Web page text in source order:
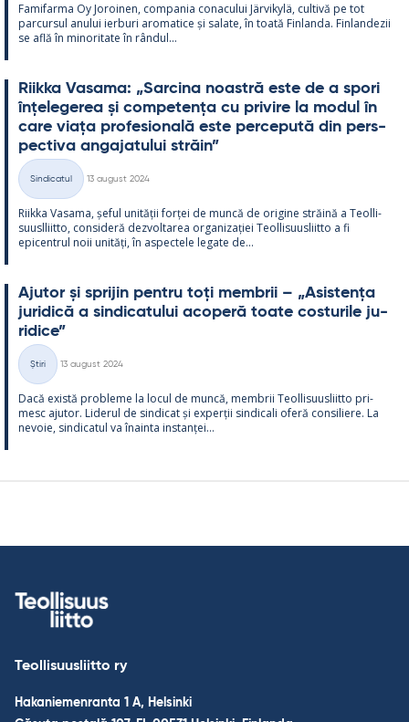
Fa­mi­farma Oy Jo­roi­nen, com­pa­nia co­nacu­lui Jär­vi­kylä, cul­tivă pe tot
parcur­sul anu­lui ier­buri aro­ma­tice și sa­late, în toată Fin­landa. Fin­lan­dezii
se află în mi­no­ri­tate în rân­dul...
Riikka Va­sama: „Sarcina noa­stră este de a spori
înțe­le­ge­rea și com­pe­tența cu pri­vire la mo­dul în
care viața pro­fe­sio­nală este perce­pută din pers­
pec­tiva an­ga­ja­tu­lui străin”
Categorii
Sindicatul
13 august 2024
Riikka Va­sama, șe­ful unității forței de muncă de ori­gine străină a Teol­li­
suusl­liitto, con­si­deră dez­vol­ta­rea or­ga­nizației Teol­li­suus­liitto a fi
epicent­rul noii unități, în as­pec­tele le­gate de...
Aju­tor și spri­jin pentru toți mem­brii – „Asis­tența
ju­ri­dică a sin­dica­tu­lui aco­peră toate cos­tu­rile ju­
ri­dice”
Categorii
Știri
13 august 2024
Dacă există probleme la locul de muncă, mem­brii Teol­li­suus­liitto pri­
mesc aju­tor. Li­de­rul de sin­dicat și ex­perții sin­dicali oferă con­si­liere. La
ne­voie, sin­dica­tul va înainta ins­tanței...
Teollisuusliitto ry
Hakaniemenranta 1 A, Helsinki